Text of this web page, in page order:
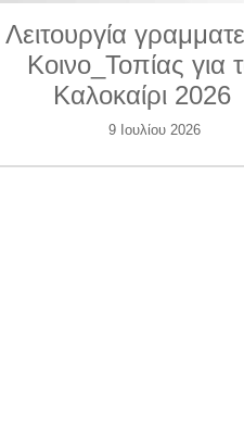
Λειτουργία
Κοινο_Τοπίας για το
Καλοκαίρι 2026
9 Ιουλίου 2026